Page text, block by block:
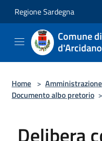
Regione Sardegna
Comune
d'Arcidano
Home > Amministrazione
Documento albo pretorio >